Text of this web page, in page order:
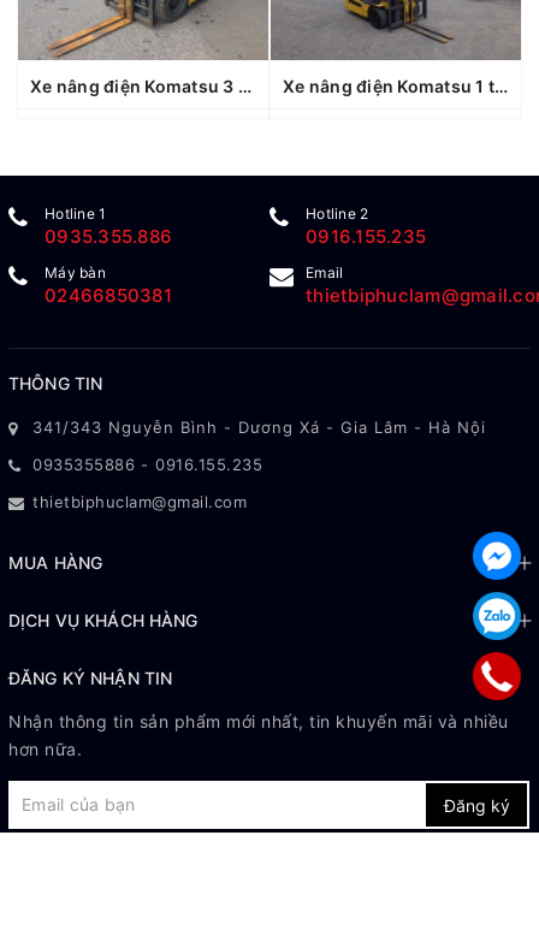
Xe nâng điện Komatsu 3 tấn FE30-1 (307027), sản xuất năm 2019 Xe nâng điện Komatsu 1 tấn FB10M-12 (827635), sản xuất năm 2011
Hotline 1
0935.355.886
Hotline 2
0916.155.235
Máy bàn
02466850381
Email
THÔNG TIN
341/343 Nguyễn Bình - Dương Xá - Gia Lâm - Hà Nội
0935355886 - 0916.155.235
thietbiphuclam@gmail.com
MUA HÀNG
DỊCH VỤ KHÁCH HÀNG
ĐĂNG KÝ NHẬN TIN
Nhận thông tin sản phẩm mới nhất, tin khuyến mãi và nhiều
hơn nữa.
Đăng ký